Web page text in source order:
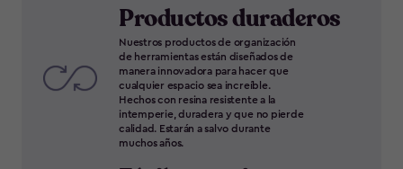
Productos duraderos
Nuestros productos de organización
de herramientas están diseñados de
manera innovadora para hacer que
cualquier espacio sea increíble.
Hechos con resina resistente a la
intemperie, duradera y que no pierde
calidad. Estarán a salvo durante
muchos años.